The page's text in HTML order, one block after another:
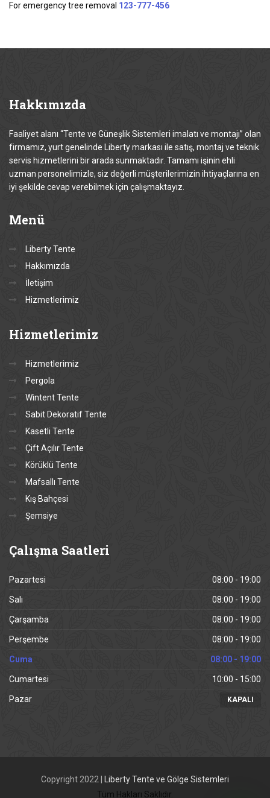
For emergency tree removal 123-777-456
Hakkımızda
Faaliyet alanı “Tente ve Güneşlik Sistemleri imalatı ve montajı” olan
firmamız, yurt genelinde Liberty markası ile satış, montaj ve teknik
servis hizmetlerini bir arada sunmaktadır. Tamamı işinin ehli
uzman personelimizle, siz değerli müşterilerimizin ihtiyaçlarına en
iyi şekilde cevap verebilmek için çalışmaktayız.
Menü
Liberty Tente
Hakkımızda
İletişim
Hizmetlerimiz
Hizmetlerimiz
Hizmetlerimiz
Pergola
Wintent Tente
Sabit Dekoratif Tente
Kasetli Tente
Çift Açılır Tente
Körüklü Tente
Mafsallı Tente
Kış Bahçesi
Şemsiye
Çalışma Saatleri
Pazartesi 08:00 - 19:00
Salı 08:00 - 19:00
Çarşamba 08:00 - 19:00
Perşembe 08:00 - 19:00
Cuma 08:00 - 19:00
Cumartesi 10:00 - 15:00
Pazar KAPALI
Copyright 2022 |
Liberty Tente ve Gölge Sistemleri
Tüm Hakları Saklıdır.